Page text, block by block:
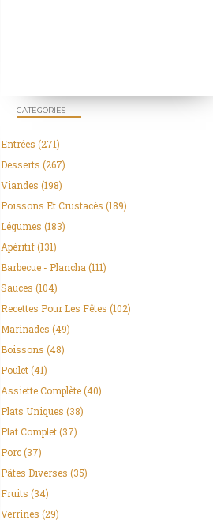
LÉGUMES
CATÉGORIES
Entrées (271)
Desserts (267)
Viandes (198)
Poissons Et Crustacés (189)
Légumes (183)
Apéritif(131)
Barbecue - Plancha (111)
Sauces (104)
Recettes Pour Les Fêtes (102)
Marinades (49)
Boissons (48)
Poulet(41)
Assiette Complète(40)
Plats Uniques (38)
Plat Complet(37)
Porc(37)
Pâtes Diverses (35)
Fruits (34)
Verrines (29)